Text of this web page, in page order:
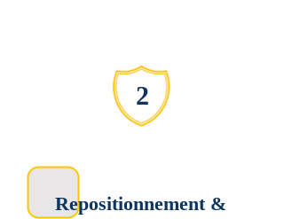
2
Repositionnement &